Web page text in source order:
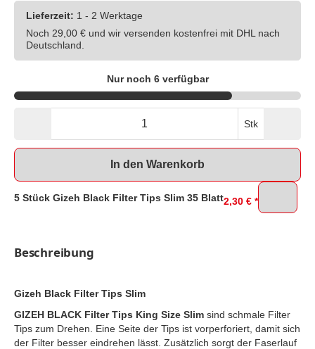
Lieferzeit: 1 - 2 Werktage
Noch 29,00 € und wir versenden kostenfrei mit DHL nach
Deutschland.
Nur noch 6 verfügbar
Stk
In den Warenkorb
5 Stück Gizeh Black Filter Tips Slim 35 Blatt2,30 € *
Beschreibung
Gizeh Black Filter Tips Slim
GIZEH BLACK Filter Tips King Size Slim sind schmale Filter
Tips zum Drehen. Eine Seite der Tips ist vorperforiert, damit sich
der Filter besser eindrehen lässt. Zusätzlich sorgt der Faserlauf